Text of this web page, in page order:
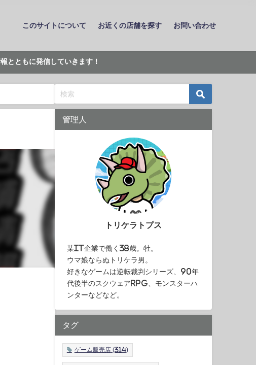
このサイトについて お近くの店舗を探す お問い合わせ
とともに発信していきます！
管理人
トリケラトプス
某IT企業で働く38歳。牡。
ウマ娘ならぬトリケラ男。
好きなゲームは逆転裁判シリーズ、90年
代後半のスクウェアRPG、モンスターハ
ンターなどなど。
タグ
ゲーム販売店 (314)